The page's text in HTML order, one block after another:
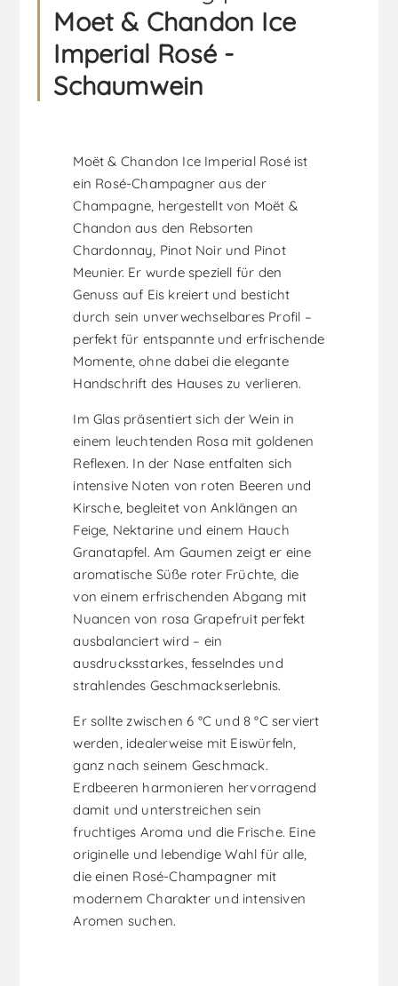
Moet & Chandon Ice
Imperial Rosé -
Schaumwein
Moët & Chandon Ice Imperial Rosé ist
ein Rosé-Champagner aus der
Champagne, hergestellt von Moët &
Chandon aus den Rebsorten
Chardonnay, Pinot Noir und Pinot
Meunier. Er wurde speziell für den
Genuss auf Eis kreiert und besticht
durch sein unverwechselbares Profil –
perfekt für entspannte und erfrischende
Momente, ohne dabei die elegante
Handschrift des Hauses zu verlieren.
Im Glas präsentiert sich der Wein in
einem leuchtenden Rosa mit goldenen
Reflexen. In der Nase entfalten sich
intensive Noten von roten Beeren und
Kirsche, begleitet von Anklängen an
Feige, Nektarine und einem Hauch
Granatapfel. Am Gaumen zeigt er eine
aromatische Süße roter Früchte, die
von einem erfrischenden Abgang mit
Nuancen von rosa Grapefruit perfekt
ausbalanciert wird – ein
ausdrucksstarkes, fesselndes und
strahlendes Geschmackserlebnis.
Er sollte zwischen 6 °C und 8 °C serviert
werden, idealerweise mit Eiswürfeln,
ganz nach seinem Geschmack.
Erdbeeren harmonieren hervorragend
damit und unterstreichen sein
fruchtiges Aroma und die Frische. Eine
originelle und lebendige Wahl für alle,
die einen Rosé-Champagner mit
modernem Charakter und intensiven
Aromen suchen.